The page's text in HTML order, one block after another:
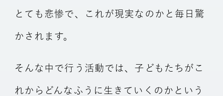
とても悲惨で、これが現実なのかと毎日驚
かされます。
そんな中で行う活動では、子どもたちがこ
れからどんなふうに生きていくのかという